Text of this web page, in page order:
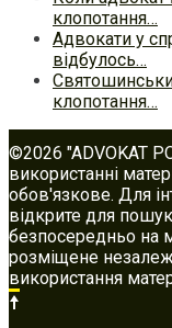
клопотання…
Адвокати у
відбулось…
клопотання…
©2026 "ADVOKAT
використанні
обов'язкове. Для
відкрите для
безпосередньо на
розміщене
використання